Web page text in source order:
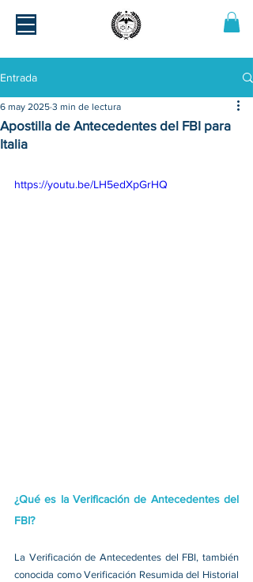
Entrada
Apostilla de Antecedentes del FBI para
Italia
6 may 2025 3 min de lectura
https://youtu.be/LH5edXpGrHQ
¿Qué es la Verificación de Antecedentes del
FBI?
La Verificación de Antecedentes del FBI, también
conocida como Verificación Resumida del Historial